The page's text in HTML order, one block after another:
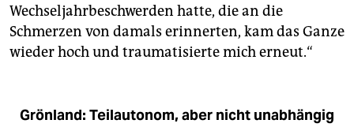
Wechseljahrbeschwerden hatte, die an die
Schmerzen von damals erinnerten, kam das Ganze
wieder hoch und traumatisierte mich erneut.“
Grönland: Teilautonom, aber nicht unabhängig